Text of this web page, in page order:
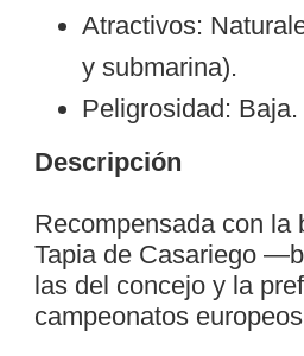
Atractivos:
y submarina).
Peligrosidad: Baja.
Descripción
Recompensada con la
Tapia de Casariego
las del concejo y la
campeonatos